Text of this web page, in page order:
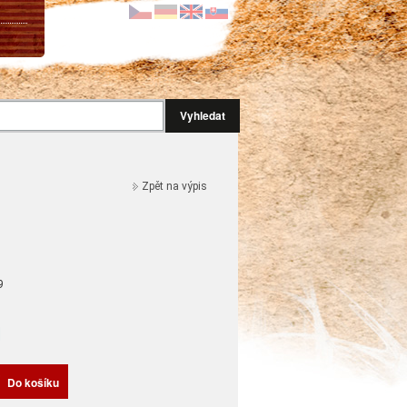
Vyhledat
Zpět na výpis
Do košíku